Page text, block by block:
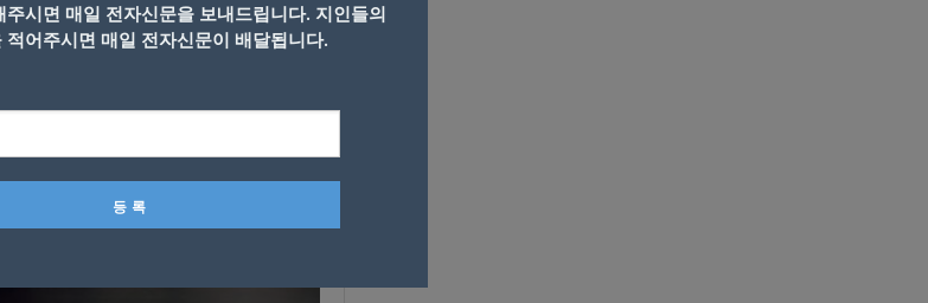
주시면 매일 전자신문을 보내드립니다. 지인들의
적어주시면 매일 전자신문이 배달됩니다.